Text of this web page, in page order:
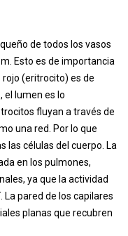
de todos los vasos
Esto es de importancia
(eritrocito) es de
el lumen es lo
fluyan a través de
una red. Por lo que
las células del cuerpo. La
en los pulmones,
ya que la actividad
pared de los capilares
planas que recubren